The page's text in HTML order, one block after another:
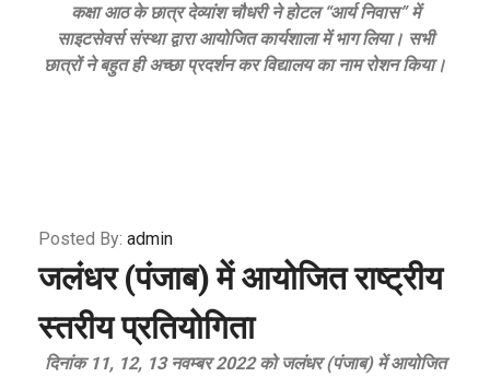
कक्षा आठ के छात्र देव्यांश चौधरी ने होटल “आर्य निवास” में
साइटसेवर्स संस्था द्वारा आयोजित कार्यशाला में भाग लिया। सभी
छात्रों ने बहुत ही अच्छा प्रदर्शन कर विद्यालय का नाम रोशन किया।
Posted By: admin
जलंधर (पंजाब) में आयोजित राष्ट्रीय
स्तरीय प्रतियोगिता
दिनांक 11, 12, 13 नवम्बर 2022 को जलंधर (पंजाब) में आयोजित